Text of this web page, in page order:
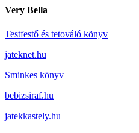
Very Bella
Testfestő és tetováló könyv
jateknet.hu
Sminkes könyv
bebizsiraf.hu
jatekkastely.hu